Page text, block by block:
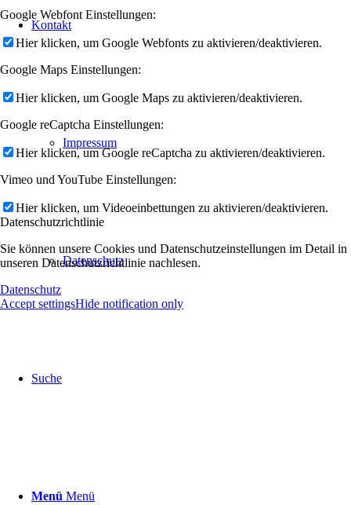
Kontakt
Impressum
Datenschutz
Suche
Menü Menü
Google Webfont Einstellungen:
Hier klicken, um Google Webfonts zu aktivieren/deaktivieren.
Google Maps Einstellungen:
Hier klicken, um Google Maps zu aktivieren/deaktivieren.
Google reCaptcha Einstellungen:
Hier klicken, um Google reCaptcha zu aktivieren/deaktivieren.
Vimeo und YouTube Einstellungen:
Hier klicken, um Videoeinbettungen zu aktivieren/deaktivieren.
Datenschutzrichtlinie
Sie können unsere Cookies und Datenschutzeinstellungen im Detail in
unseren Datenschutzrichtlinie nachlesen.
Datenschutz
Accept settingsHide notification only